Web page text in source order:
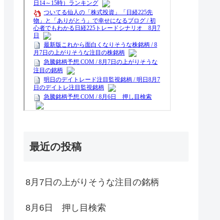
最近の投稿
8月7日の上がりそうな注目の銘柄
8月6日 押し目検索